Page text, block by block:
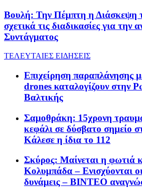
Βουλή: Την Πέμπτη η Διάσκεψη
σχετικά τις διαδικασίες για την
Συντάγματος
ΤΕΛΕΥΤΑΙΕΣ ΕΙΔΗΣΕΙΣ
Επιχείρηση παραπλάνησης
drones καταλογίζουν στην
Βαλτικής
Σαμοθράκη: 15χρονη
κεφάλι σε δύσβατο σημείο
Κάλεσε η ίδια το 112
Σκύρος: Μαίνεται η φωτιά
Κολυμπάδα – Ενισχύονται
δυνάμεις – ΒΙΝΤΕΟ